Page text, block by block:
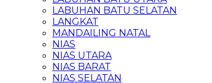
LABUHAN BATU SELATAN
LANGKAT
MANDAILING NATAL
NIAS
NIAS UTARA
NIAS BARAT
NIAS SELATAN